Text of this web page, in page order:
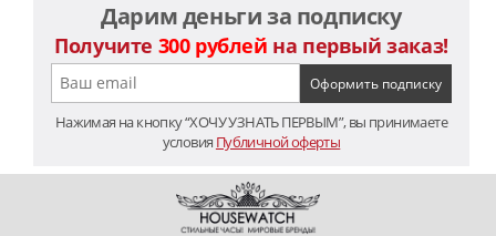
Дарим деньги за подписку
Получите 300 рублей на первый заказ!
Нажимая на кнопку “ХОЧУ УЗНАТЬ ПЕРВЫМ”, вы принимаете
условия Публичной оферты